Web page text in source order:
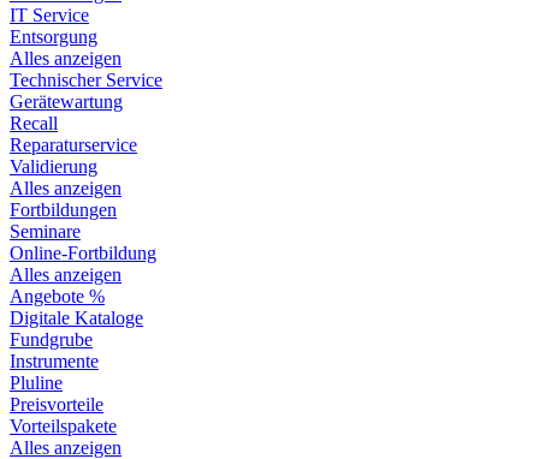
IT Service
Entsorgung
Alles anzeigen
Technischer Service
Gerätewartung
Recall
Reparaturservice
Validierung
Alles anzeigen
Fortbildungen
Seminare
Online-Fortbildung
Alles anzeigen
Angebote %
Digitale Kataloge
Fundgrube
Instrumente
Pluline
Preisvorteile
Vorteilspakete
Alles anzeigen